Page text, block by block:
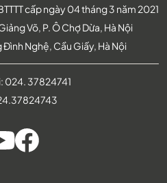
cấp ngày 04 tháng 3 năm 2021
Võ, P. Ô Chợ Dừa, Hà Nội
Nghệ, Cầu Giấy, Hà Nội
024. 37824741